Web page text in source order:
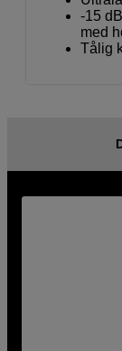
-15
med
Tålig